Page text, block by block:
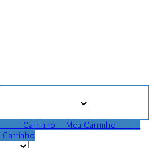
Carrinho Meu Carrinho
Carrinho